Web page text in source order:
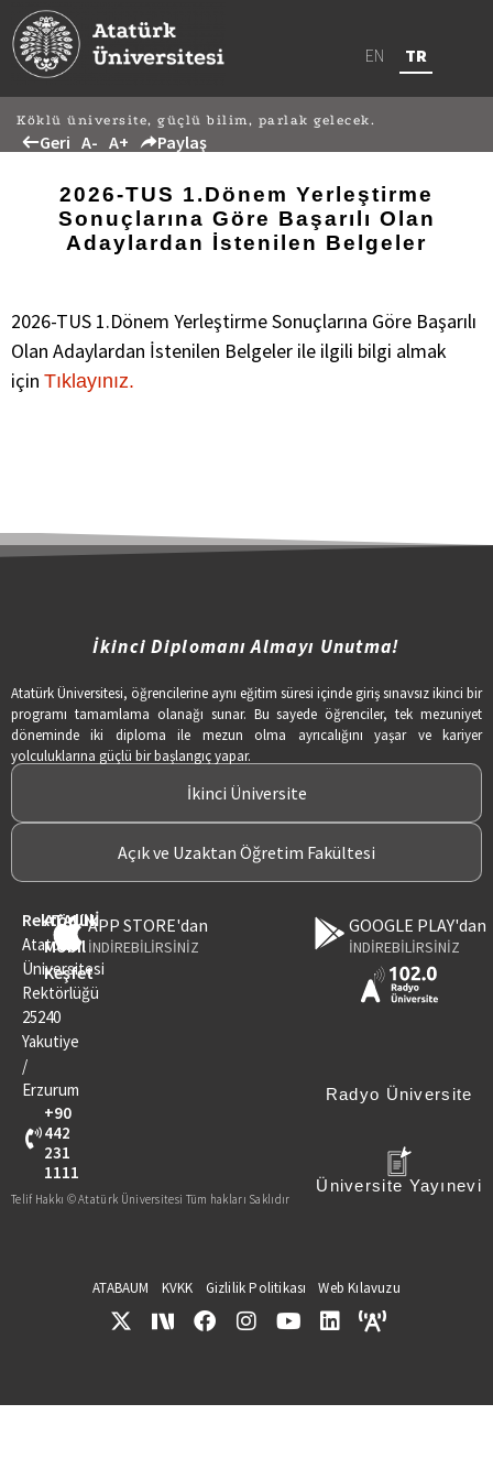
EN TR
Köklü üniversite, güçlü bilim, parlak gelecek.
Geri A- A+ Paylaş
2026-TUS 1.Dönem Yerleştirme
Sonuçlarına Göre Başarılı Olan
Adaylardan İstenilen Belgeler
2026-TUS 1.Dönem Yerleştirme Sonuçlarına Göre Başarılı
Olan Adaylardan İstenilen Belgeler ile ilgili bilgi almak
için Tıklayınız.
İkinci Diplomanı Almayı Unutma!
Atatürk Üniversitesi, öğrencilerine aynı eğitim süresi içinde giriş sınavsız ikinci bir
programı tamamlama olanağı sunar. Bu sayede öğrenciler, tek mezuniyet
döneminde iki diploma ile mezun olma ayrıcalığını yaşar ve kariyer
yolculuklarına güçlü bir başlangıç yapar.
İkinci Üniversite
Açık ve Uzaktan Öğretim Fakültesi
Rektörlük
Atatürk
Üniversitesi
Rektörlüğü
25240
Yakutiye
/
Erzurum
+90
442
231
1111
ATAUNİ
Mobil
Keşfet
APP STORE'dan
İNDİREBİLİRSİNİZ
GOOGLE PLAY'dan
İNDİREBİLİRSİNİZ
Radyo Üniversite
Üniversite Yayınevi
Telif Hakkı © Atatürk Üniversitesi Tüm hakları Saklıdır
ATABAUM KVKK Gizlilik Politikası Web Kılavuzu